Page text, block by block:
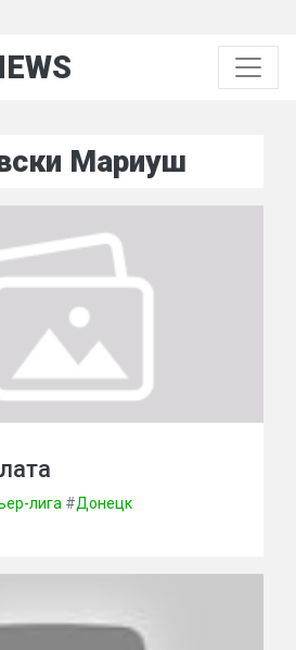
Мариуш
лига #Донецк